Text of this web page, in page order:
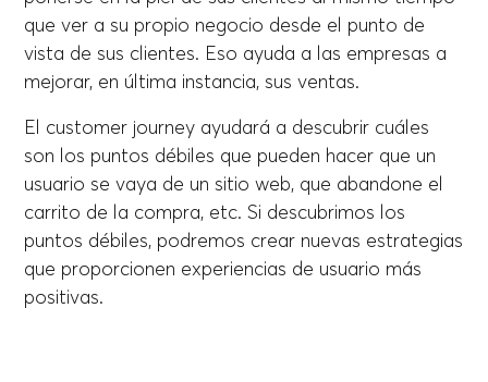
que ver a su propio negocio desde el punto de
vista de sus clientes. Eso ayuda a las empresas a
mejorar, en última instancia, sus ventas.
El customer journey ayudará a descubrir cuáles
son los puntos débiles que pueden hacer que un
usuario se vaya de un sitio web, que abandone el
carrito de la compra, etc. Si descubrimos los
puntos débiles, podremos crear nuevas estrategias
que proporcionen experiencias de usuario más
positivas.